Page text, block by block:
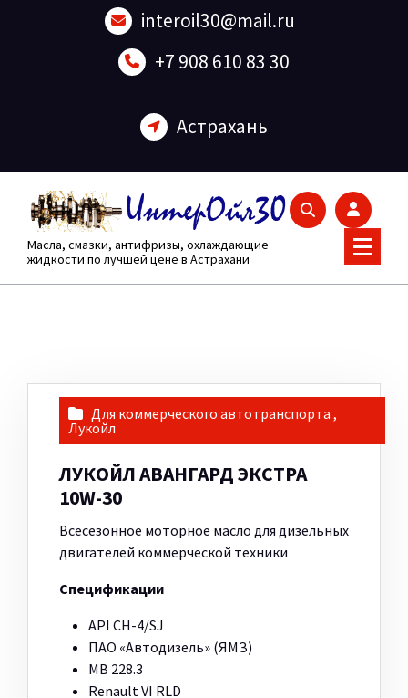
interoil30@mail.ru
+7 908 610 83 30
Астрахань
Масла, смазки, антифризы, охлаждающие
жидкости по лучшей цене в Астрахани
Для коммерческого автотранспорта ,
Лукойл
ЛУКОЙЛ АВАНГАРД ЭКСТРА
10W-30
Всесезонное моторное масло для дизельных
двигателей коммерческой техники
Спецификации
API CH-4/SJ
ПАО «Автодизель» (ЯМЗ)
MB 228.3
Renault VI RLD